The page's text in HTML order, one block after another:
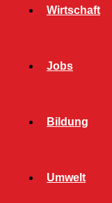
Wirtschaft
Jobs
Bildung
Umwelt